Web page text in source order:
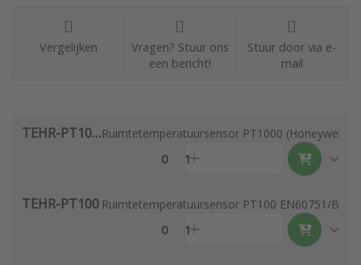
Vergelijken
Vragen? Stuur ons
een bericht!
Stuur door via e-
mail
TEHR-PT1000Ruimtetemperatuursensor PT1000 (Honeywell,
0 1
TEHR-PT100 Ruimtetemperatuursensor PT100 EN60751/B
0 1